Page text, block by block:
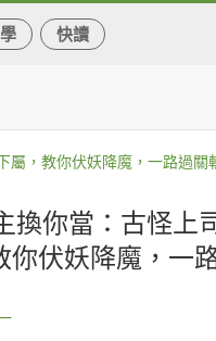
快讀
，教你伏妖降魔，一路過關
換你當：古怪上
你伏妖降魔，一